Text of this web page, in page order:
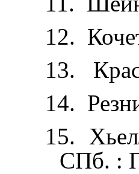
12.
13.
14.
15.
СПб. :